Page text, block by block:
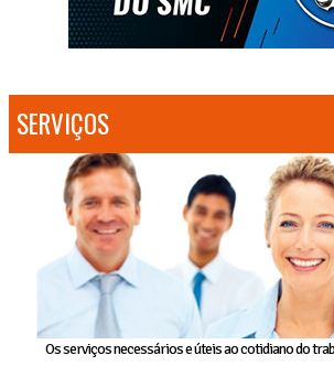
SERVIÇOS
Os serviços necessários e úteis ao cotidiano do